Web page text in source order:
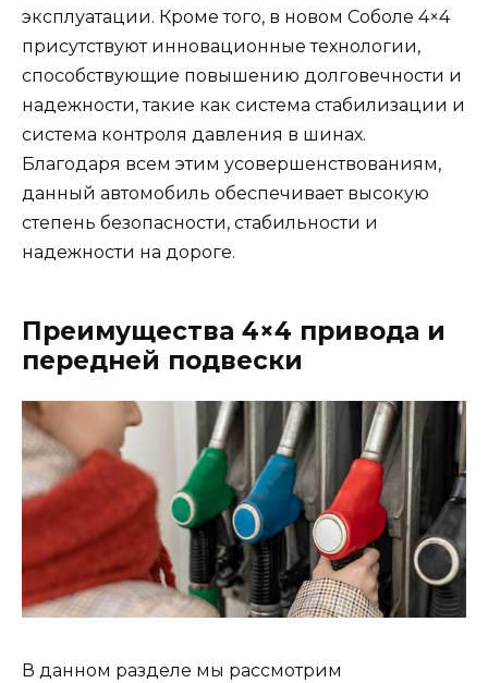
эксплуатации. Кроме того, в новом Соболе 4×4
присутствуют инновационные технологии,
способствующие повышению долговечности и
надежности, такие как система стабилизации и
система контроля давления в шинах.
Благодаря всем этим усовершенствованиям,
данный автомобиль обеспечивает высокую
степень безопасности, стабильности и
надежности на дороге.
Преимущества 4×4 привода и
передней подвески
В данном разделе мы рассмотрим